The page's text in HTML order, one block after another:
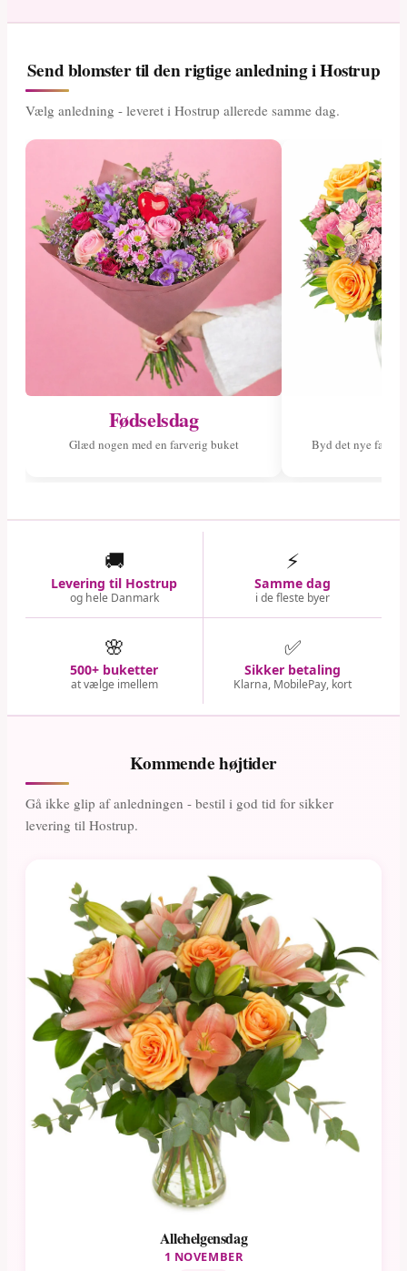
Send blomster til den rigtige anledning i Hostrup
Vælg anledning - leveret i Hostrup allerede samme dag.
Fødselsdag
Glæd nogen med en farverig buket Byd det nye
🚚
Levering til Hostrup
og hele Danmark
⚡
Samme dag
i de fleste byer
🌸
500+ buketter
at vælge imellem
✅
Sikker betaling
Klarna, MobilePay, kort
Kommende højtider
Gå ikke glip af anledningen - bestil i god tid for sikker
levering til Hostrup.
Allehelgensdag
1 NOVEMBER